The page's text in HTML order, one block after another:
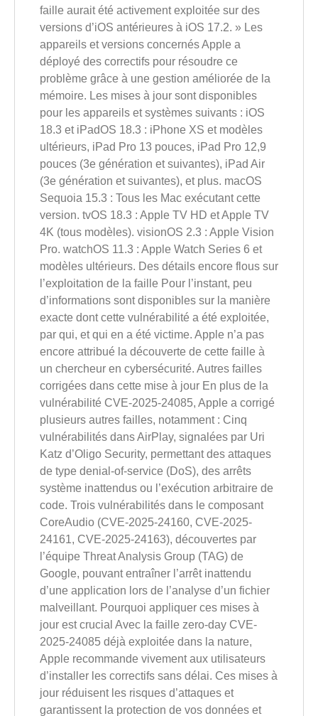
faille aurait été activement exploitée sur des
versions d’iOS antérieures à iOS 17.2. » Les
appareils et versions concernés Apple a
déployé des correctifs pour résoudre ce
problème grâce à une gestion améliorée de la
mémoire. Les mises à jour sont disponibles
pour les appareils et systèmes suivants : iOS
18.3 et iPadOS 18.3 : iPhone XS et modèles
ultérieurs, iPad Pro 13 pouces, iPad Pro 12,9
pouces (3e génération et suivantes), iPad Air
(3e génération et suivantes), et plus. macOS
Sequoia 15.3 : Tous les Mac exécutant cette
version. tvOS 18.3 : Apple TV HD et Apple TV
4K (tous modèles). visionOS 2.3 : Apple Vision
Pro. watchOS 11.3 : Apple Watch Series 6 et
modèles ultérieurs. Des détails encore flous sur
l’exploitation de la faille Pour l’instant, peu
d’informations sont disponibles sur la manière
exacte dont cette vulnérabilité a été exploitée,
par qui, et qui en a été victime. Apple n’a pas
encore attribué la découverte de cette faille à
un chercheur en cybersécurité. Autres failles
corrigées dans cette mise à jour En plus de la
vulnérabilité CVE-2025-24085, Apple a corrigé
plusieurs autres failles, notamment : Cinq
vulnérabilités dans AirPlay, signalées par Uri
Katz d’Oligo Security, permettant des attaques
de type denial-of-service (DoS), des arrêts
système inattendus ou l’exécution arbitraire de
code. Trois vulnérabilités dans le composant
CoreAudio (CVE-2025-24160, CVE-2025-
24161, CVE-2025-24163), découvertes par
l’équipe Threat Analysis Group (TAG) de
Google, pouvant entraîner l’arrêt inattendu
d’une application lors de l’analyse d’un fichier
malveillant. Pourquoi appliquer ces mises à
jour est crucial Avec la faille zero-day CVE-
2025-24085 déjà exploitée dans la nature,
Apple recommande vivement aux utilisateurs
d’installer les correctifs sans délai. Ces mises à
jour réduisent les risques d’attaques et
garantissent la protection de vos données et